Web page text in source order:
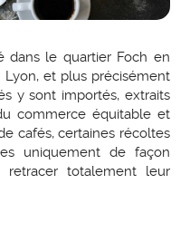
dans le quartier Foch en
et plus précisément
y sont importés, extraits
commerce équitable et
cafés, certaines récoltes
uniquement de façon
totalement leur